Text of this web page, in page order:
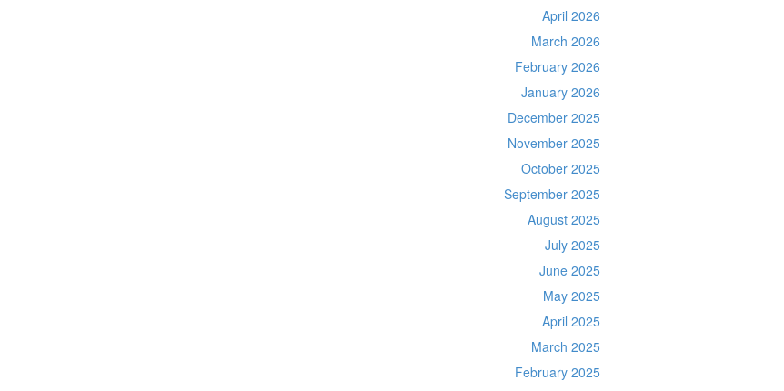
April 2026
March 2026
February 2026
January 2026
December 2025
November 2025
October 2025
September 2025
August 2025
July 2025
June 2025
May 2025
April 2025
March 2025
February 2025